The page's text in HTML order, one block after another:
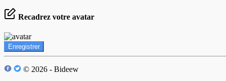
Recadrez votre avatar
Enregistrer
© 2026 - Bideew